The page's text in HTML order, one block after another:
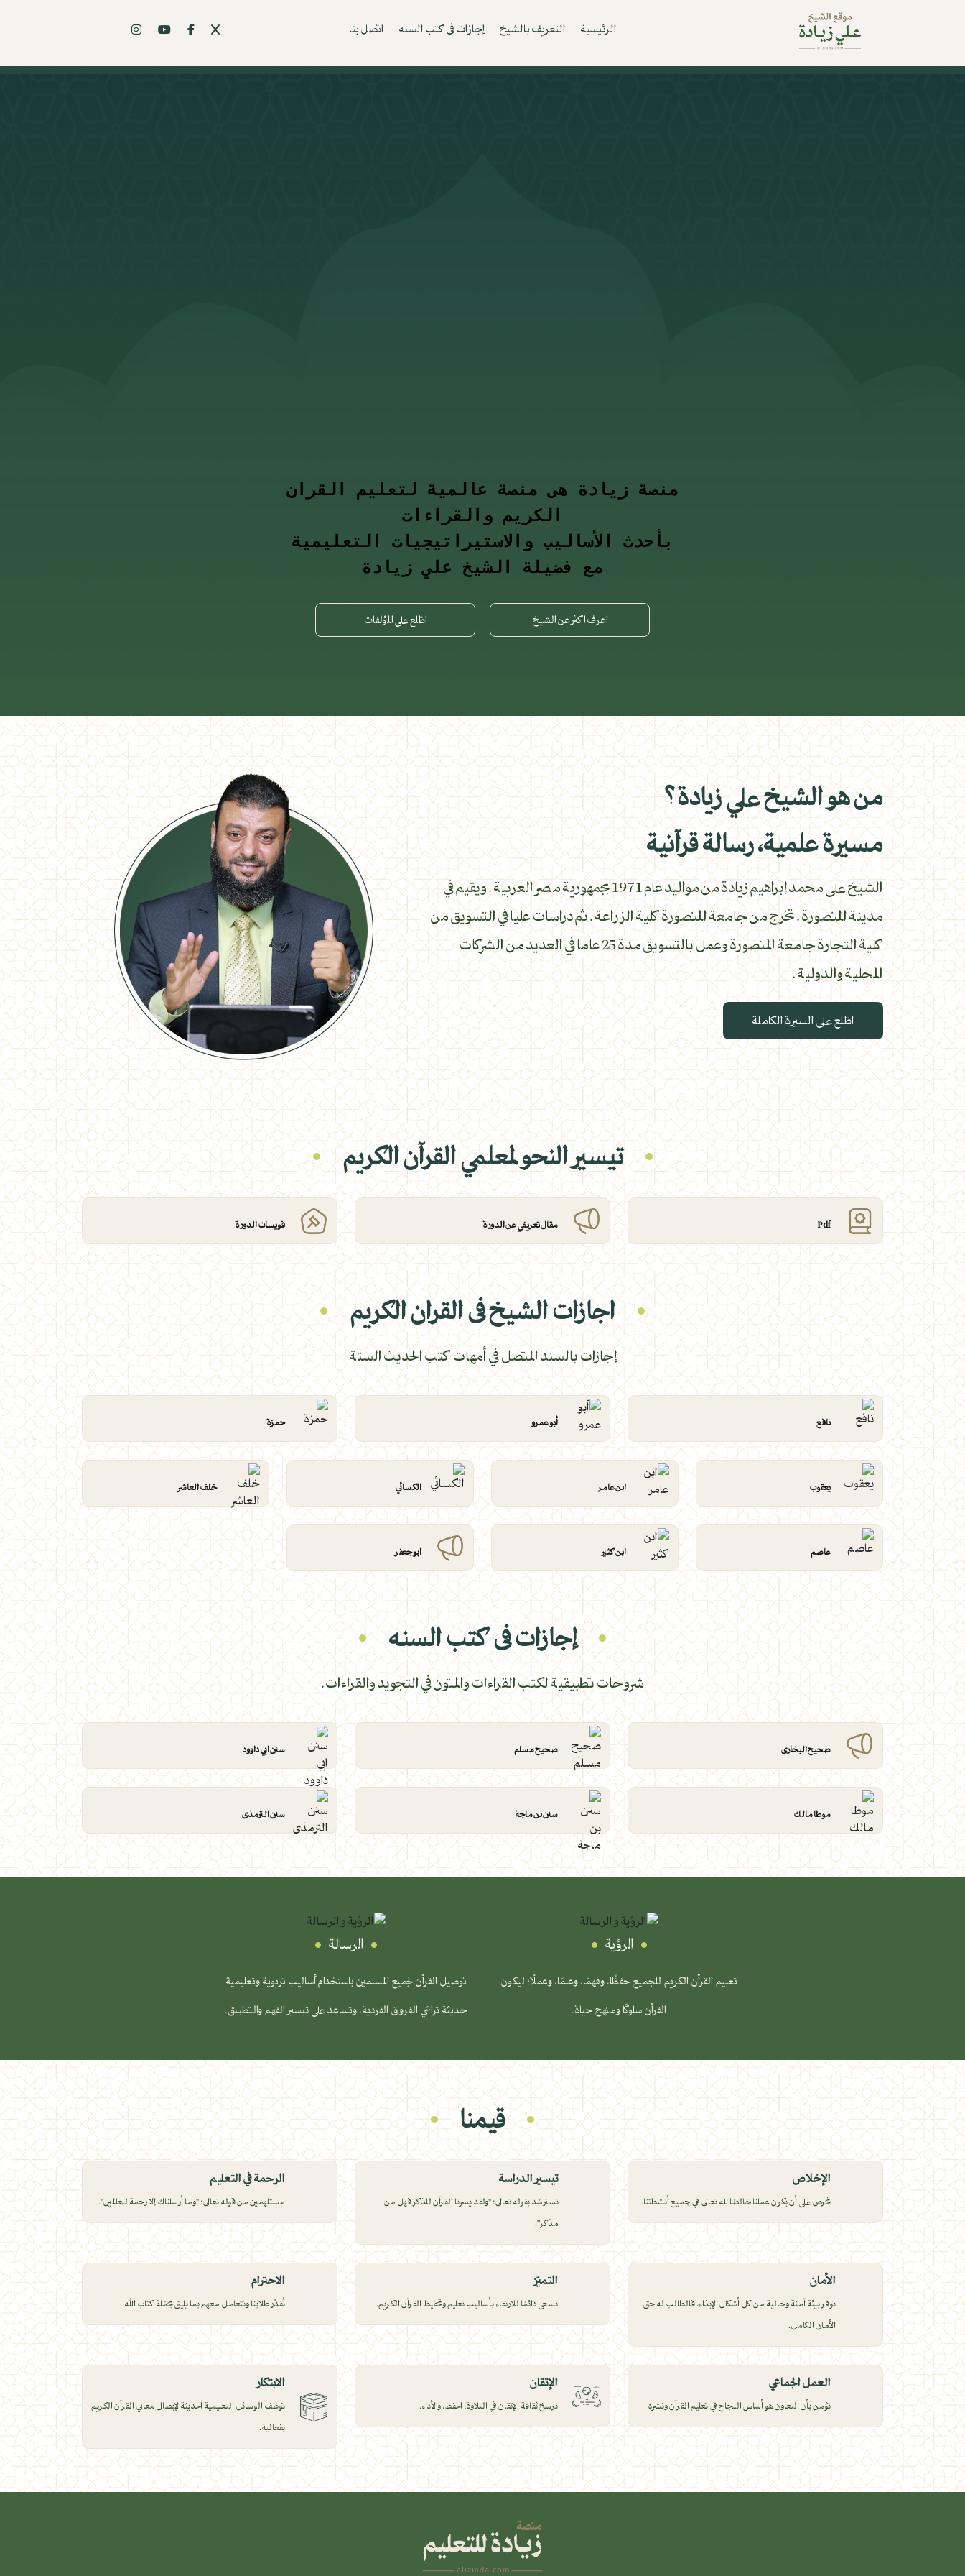
الرئيسية التعريف بالشيخ إجازات فى كتب السنه اتصل بنا
منصة زيادة هى منصة عالمية لتعليم القران
الكريم والقراءات
بأحدث الأساليب والاستيراتيجيات التعليمية
مع فضيلة الشيخ علي زيادة
اعرف اكثر عن الشيخ اطّلع على المؤلفات
من هو الشيخ علي زيادة؟
مسيرة علمية، رسالة قرآنية
الشيخ على محمد إبراهيم زيادة من مواليد عام 1971 بجمهورية مصر العربية . ويقيم في
مدينة المنصورة . تخرج من جامعة المنصورة كلية الزراعة . ثم دراسات عليا في التسويق من
كلية التجارة جامعة المنصورة وعمل بالتسويق مدة 25 عاما في العديد من الشركات
المحلية والدولية .
اطّلع على السيرة الكاملة
تيسير النحو لمعلمي القرآن الكريم
Pdf مقال تعريفي عن الدورة فويسات الدورة
اجازات الشيخ فى القران الكريم
إجازات بالسند المتصل في أمهات كتب الحديث الستة
نافع أبو عمرو حمزة
يعقوب ابن عامر الكسائي خلف العاشر
عاصم ابن كثير ابو جعفر
إجازات فى كتب السنه
شروحات تطبيقية لكتب القراءات والمتون في التجويد والقراءات.
صحيح البخارى صحيح مسلم سنن ابي داوود
موطا مالك سنن بن ماجة سنن الترمذى
الرؤية
تعليم القرآن الكريم للجميع حفظًا، وفهمًا، وعلمًا، وعملًا؛ ليكون
القرآن سلوكًا ومنهج حياة.
الرسالة
توصيل القرآن لجميع المسلمين باستخدام أساليب تربوية وتعليمية
حديثة تراعي الفروق الفردية، وتساعد على تيسير الفهم والتطبيق.
قيمنا
الإخلاص
نحرص على أن يكون عملنا خالصًا لله تعالى في جميع أنشطتنا.
تيسير الدراسة
نسترشد بقوله تعالى: "ولقد يسرنا القرآن للذكر فهل من
مدّكر".
الرحمة في التعليم
مستلهمين من قوله تعالى: "وما أرسلناك إلا رحمة للعالمين".
الأمان
نوفر بيئة آمنة وخالية من كل أشكال الإيذاء، فالطالب له حق
الأمان الكامل.
التميّز
نسعى دائمًا للارتقاء بأساليب تعليم وتحفيظ القرآن الكريم.
الاحترام
نُقدّر طلابنا ونتعامل معهم بما يليق بحَمَلة كتاب الله.
العمل الجماعي
نؤمن بأن التعاون هو أساس النجاح في تعليم القرآن ونشره
الإتقان
نرسخ ثقافة الإتقان في التلاوة، الحفظ، والأداء.
الابتكار
نوظف الوسائل التعليمية الحديثة لإيصال معاني القرآن الكريم
بفعالية.